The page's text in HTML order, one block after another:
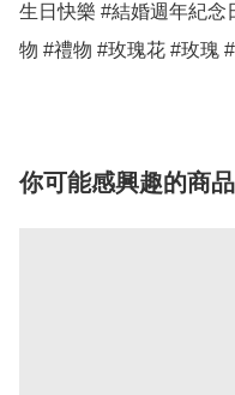
生日快樂 #結婚週年紀念
物 #禮物 #玫瑰花 #玫瑰
你可能感興趣的商品